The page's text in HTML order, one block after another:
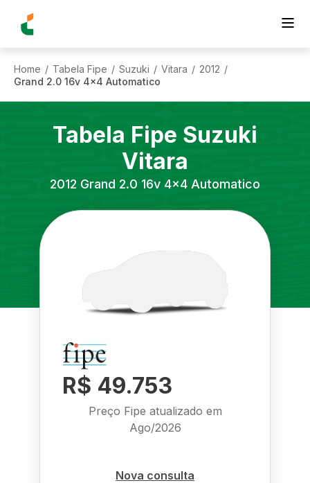
Home / Tabela Fipe / Suzuki / Vitara / 2012 /
Grand 2.0 16v 4x4 Automatico
Tabela Fipe Suzuki
Vitara
2012 Grand 2.0 16v 4x4 Automatico
R$ 49.753
Preço Fipe atualizado em
Ago/2026
Nova consulta